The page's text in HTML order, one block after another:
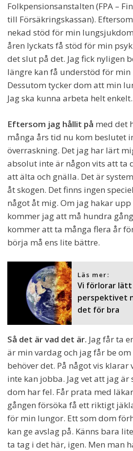
Folkpensionsanstalten (FPA –
till Försäkringskassan).
nekad stöd för min
åren lyckats få stöd för min
det slut på det. Jag fick nyligen
längre kan få understöd för min
Dessutom tycker dom att min
Jag ska kunna arbeta helt enkelt.
Eftersom jag hållit på med det
många års tid nu kom beslutet
överraskning. Det jag har lärt
absolut inte är någon vits att ta
att älta och gnälla. Det är
åt skogen. Det finns ingen
något åt mig. Om jag hakar
kommer jag att må hundra
kommer att ta många flera år
börja må ens lite bättre.
Läs mer:
Vi förlorar lätt
perspektivet
det för bra
Så det är vad det är. Jag får ta
är min vardag och jag får be
behöver det. På något vis klarar
inte kan jobba. Jag vet att jag är
dom har fel. Får prata med
gången försöka få ett riktigt
för min lungor. Ett som dom
kan ge avslag på. Känns bara
ta tag i det här, igen. Men man